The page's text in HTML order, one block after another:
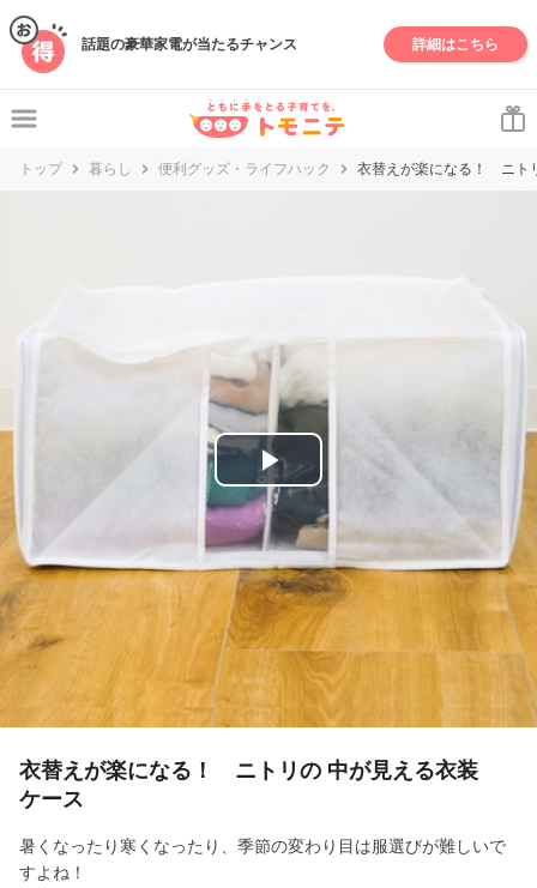
話題の豪華家電が当たるチャンス 詳細はこちら
トップ 暮らし 便利グッズ・ライフハック 衣替えが楽になる！ ニト
P
l
a
y
V
e
衣替えが楽になる！ ニトリの 中が見える衣装
ケース
暑くなったり寒くなったり、季節の変わり目は服選びが難しいで
すよね！